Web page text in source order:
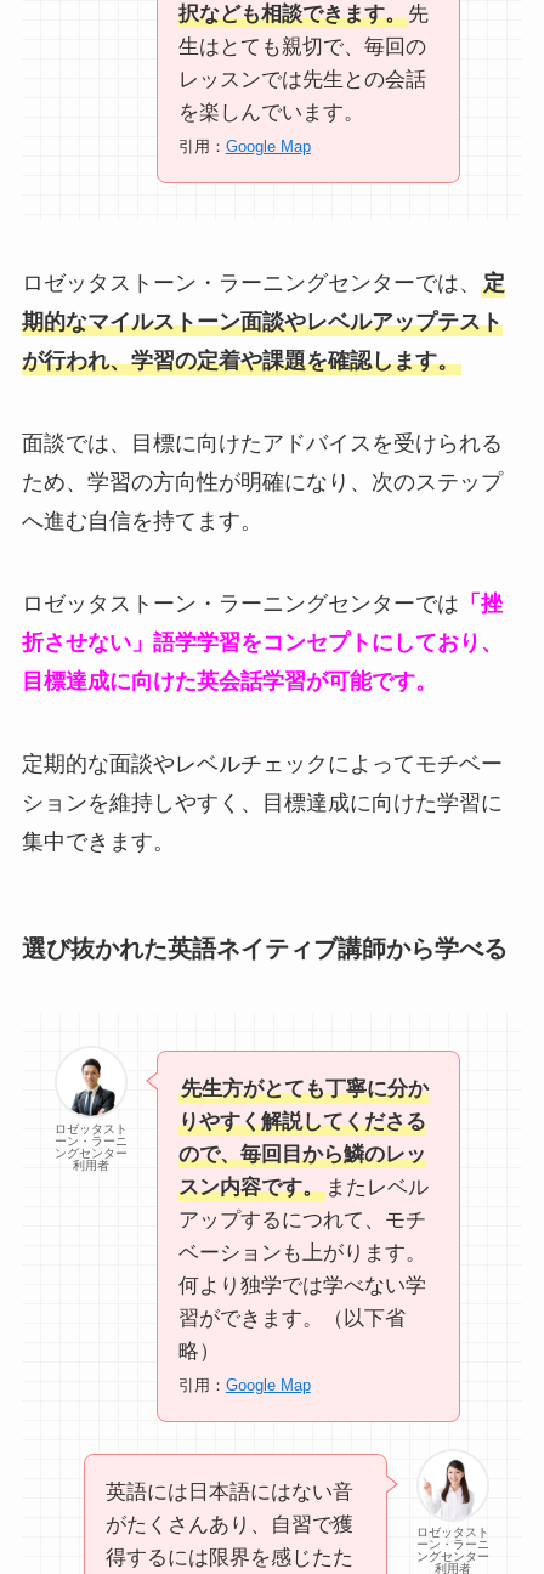
択なども相談できます。先
生はとても親切で、毎回の
レッスンでは先生との会話
を楽しんでいます。
引用： Google Map
ロゼッタストーン・ラーニングセンターでは、 定
期的なマイルストーン面談やレベルアップテスト
が行われ、学習の定着や課題を確認します。
面談では、目標に向けたアドバイスを受けられる
ため、学習の方向性が明確になり、次のステップ
へ進む自信を持てます。
ロゼッタストーン・ラーニングセンターでは 「挫
折させない」語学学習をコンセプトにしており、
目標達成に向けた英会話学習が可能です。
定期的な面談やレベルチェックによってモチベー
ションを維持しやすく、目標達成に向けた学習に
集中できます。
選び抜かれた英語ネイティブ講師から学べる
ロゼッタスト
ーン・ラーニ
ングセンター
利用者
先生方がとても丁寧に分か
りやすく解説してくださる
ので、毎回目から鱗のレッ
スン内容です。またレベル
アップするにつれて、モチ
ベーションも上がります。
何より独学では学べない学
習ができます。（以下省
略）
引用： Google Map
ロゼッタスト
ーン・ラーニ
ングセンター
利用者
英語には日本語にはない音
がたくさんあり、自習で獲
得するには限界を感じたた